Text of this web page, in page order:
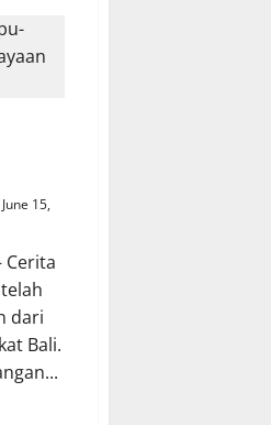
June 15,
Cerita
dari
Bali.